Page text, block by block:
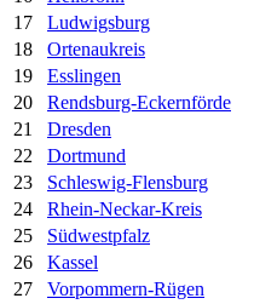
17
Ludwigsburg
18
Ortenaukreis
19
Esslingen
20
Rendsburg-Eckernförde
21
Dresden
22
Dortmund
23
Schleswig-Flensburg
24
Rhein-Neckar-Kreis
25
Südwestpfalz
26
Kassel
27
Vorpommern-Rügen